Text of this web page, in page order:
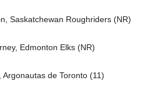
Saskatchewan Roughriders (NR)
Edmonton Elks (NR)
Argonautas de Toronto (11)